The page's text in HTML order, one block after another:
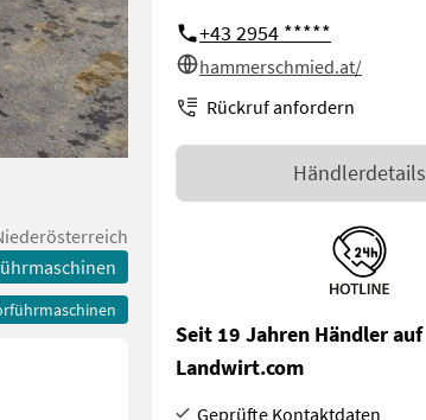
+43 2954 *****
hammerschmied.at/
Rückruf anfordern
Händlerdetails
Seit 19 Jahren Händler auf
Landwirt.com
Geprüfte Kontaktdaten